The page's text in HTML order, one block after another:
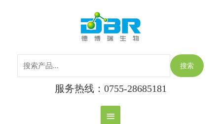
主
菜
单
搜索
服务热线：0755-28685181